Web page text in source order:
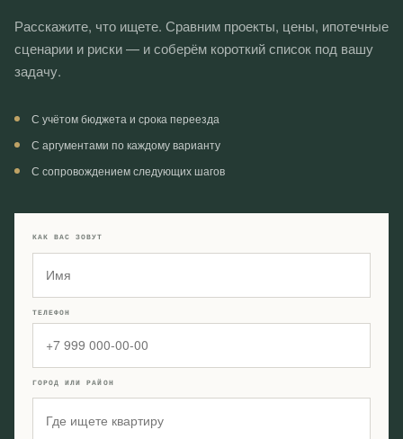
Расскажите, что ищете. Сравним проекты, цены, ипотечные
сценарии и риски — и соберём короткий список под вашу
задачу.
С учётом бюджета и срока переезда
С аргументами по каждому варианту
С сопровождением следующих шагов
КАК ВАС ЗОВУТ
ТЕЛЕФОН
ГОРОД ИЛИ РАЙОН